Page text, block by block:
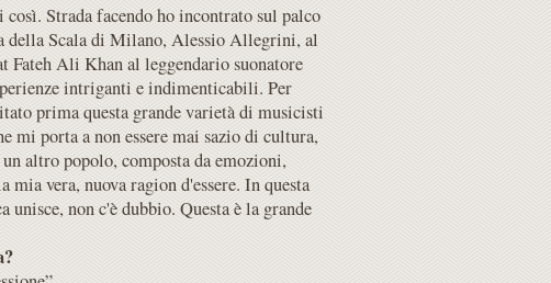
Strada facendo ho incontrato sul palco
della Scala di Milano, Alessio Allegrini, al
Fateh Ali Khan al leggendario suonatore
intriganti e indimenticabili. Per
prima questa grande varietà di musicisti
mi porta a non essere mai sazio di cultura,
altro popolo, composta da emozioni,
vera, nuova ragion d'essere. In questa
non c'è dubbio. Questa è la grande